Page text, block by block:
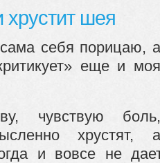
хрустит шея
себя порицаю, а
еще и моя
чувствую боль,
хрустят, а
и вовсе не